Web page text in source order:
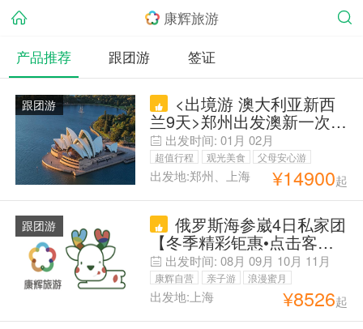
康辉旅游
产品推荐
跟团游 签证
跟团游 <出境游 澳大利亚新西
兰9天>郑州出发澳新一次游
两国；悉尼/墨尔本/奥克兰/
罗托鲁瓦，悉尼、新金山各
一天自由活动，随心搭配
出发时间: 01月 02月
超值行程 观光美食
父母安心游
亲子游
康辉自营 毕业季旅行
出发地:郑州、上海 ¥14900起
跟团游 俄罗斯海参崴4日私家团
【冬季精彩钜惠•点击客服
获立减详情｜限时免代办电
子签手续费】 -经典- 适合
全家/老人孩子出行｜含芭
蕾舞演出票【1单1团 SVIP
出发时间: 08月 09月 10月 11月
康辉自营 亲子游
浪漫蜜月
父母安心游
出发地:上海 ¥8526起